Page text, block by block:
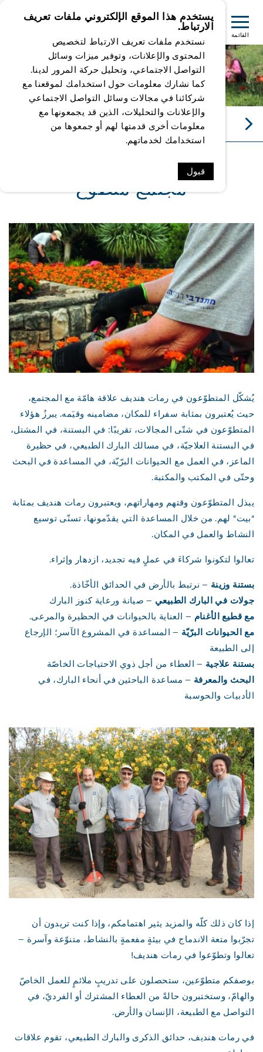
القائمة
مجتمع متطوِّع
مجتمع متطوِّع
يُشكّل المتطوّعون في رمات هنديف علاقة هامّة مع المجتمع،
حيث يُعتبرون بمثابة سفراء للمكان، مضامينه وقيَمه. يبرزُ هؤلاء
المتطوّعون في شتّى المجالات، تقريبًا: في البستنة، في المشتل،
في البستنة العلاجيّة، في مسالك البارك الطبيعي، في حظيرة
الماعز، في العمل مع الحيوانات البرّيّة، في المساعدة في البحث
وحتّى في المكتب والمكتبة.
يبذل المتطوّعون وقتهم ومهاراتهم، ويعتبرون رمات هنديف بمثابة
“بيت” لهم. من خلال المساعدة التي يقدّمونها، تسنّى توسيع
النشاط والعمل في المكان.
تعالوا لتكونوا شركاءَ في عملٍ فيه تجديد، ازدهار وإثراء.
بستنة وزينة – نرتبط بالأرض في الحدائق الأخّاذة.
جولات في البارك الطبيعي – صيانة ورعاية كنوز البارك
مع قطيع الأغنام – العناية بالحيوانات في الحظيرة والمرعى.
مع الحيوانات البرّيّة – المساعدة في المشروع الآسر؛ الإرجاع
إلى الطبيعة
بستنة علاجية – العطاء من أجل ذوي الاحتياجات الخاصّة
البحث والمعرفة – مساعدة الباحثين في أنحاء البارك، في
الأدبيات والحوسبة
إذا كان ذلك كلّه والمزيد يثير اهتمامكم، وإذا كنت تريدون أن
تجرّبوا متعة الاندماج في بيئةٍ مفعمةٍ بالنشاط، متنوّعة وآسرة –
تعالوا وتطوّعوا في رمات هنديف!
بوصفكم متطوّعين، ستحصلون على تدريبٍ ملائمٍ للعمل الخاصّ
والهامّ، وستختبرون حالةً من العطاء المشترك أو الفرديّ، في
التواصل مع الطبيعة، الإنسان والأرض.
في رمات هنديف، حدائق الذكرى والبارك الطبيعي، تقوم علاقات
يستخدم هذا الموقع الإلكتروني ملفات تعريف
الارتباط.
نستخدم ملفات تعريف الارتباط لتخصيص
المحتوى والإعلانات، وتوفير ميزات وسائل
التواصل الاجتماعي، وتحليل حركة المرور لدينا.
كما نشارك معلومات حول استخدامك لموقعنا مع
شركائنا في مجالات وسائل التواصل الاجتماعي
والإعلانات والتحليلات، الذين قد يجمعونها مع
معلومات أخرى قدمتها لهم أو جمعوها من
استخدامك لخدماتهم.
قبول